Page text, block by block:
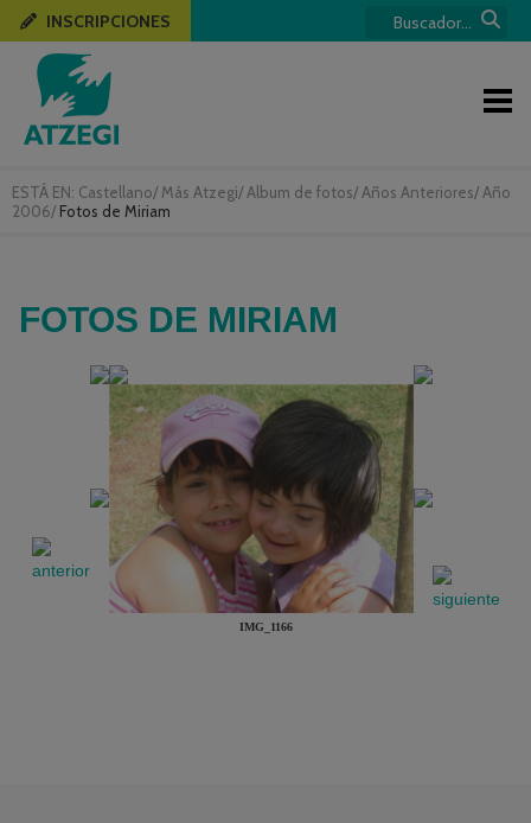
ESTÁ EN: Castellano/ Más Atzegi/ Album de fotos/ Años Anteriores/ Año
2006/ Fotos de Miriam
INSCRIPCIONES
FOTOS DE MIRIAM
IMG_1166